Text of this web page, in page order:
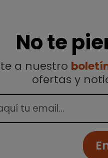
No te
a nuestro
ofertas y